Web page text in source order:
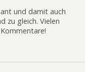
und damit auch
zu gleich. Vielen